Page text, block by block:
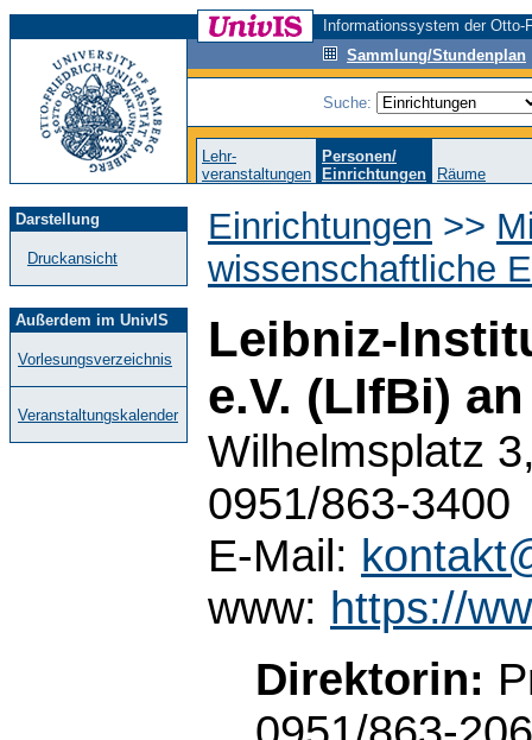
Informationssystem der
Sammlung/Stundenplan
Suche:
Lehr-
veranstaltungen
Personen/
Einrichtungen
Räume
Darstellung
Druckansicht
Außerdem im UnivIS
Vorlesungsverzeichnis
Veranstaltungskalender
Einrichtungen >>
wissenschaftliche
Leibniz-
e.V. (LIfBi)
Wilhelmsplatz
0951/863-3400
E-Mail:
www: https://
Direktorin: